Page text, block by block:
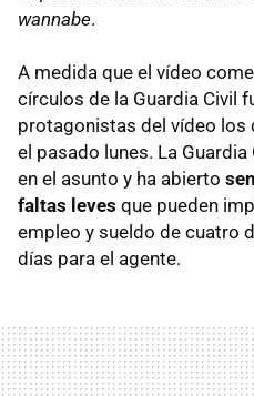
wannabe.
A medida que el vídeo
círculos de la Guardia Civil
protagonistas del vídeo los
el pasado lunes. La
en el asunto y ha abierto
faltas leves que pueden
empleo y sueldo de cuatro
días para el agente.